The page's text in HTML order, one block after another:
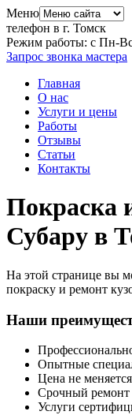
Меню
телефон в г. Томск
Режим работы: с Пн-
Запрос звонка мастера
Главная
О нас
Услуги и цены
Работы
Отзывы
Статьи
Контакты
Покраска
Субару в
На этой странице вы
покраску и ремонт
Наши
Опытные
Цена не
Срочный ремонт
Услуги